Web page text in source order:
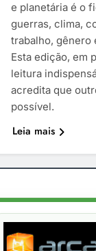
e planetária é o
guerras, clima,
trabalho, gênero
Esta edição, em
leitura
acredita que
possível.
Leia mais